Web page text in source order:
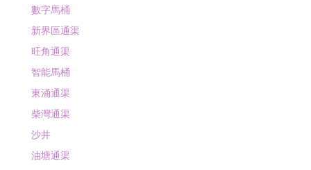
數字馬桶
新界區通渠
旺角通渠
智能馬桶
東涌通渠
柴灣通渠
沙井
油塘通渠